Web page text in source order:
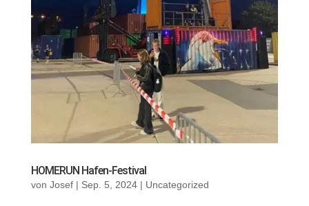
HOMERUN Hafen-Festival
von Josef| Sep. 5, 2024| Uncategorized